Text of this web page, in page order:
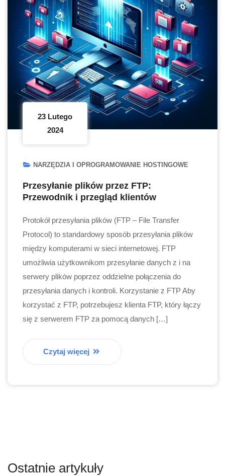
23 Lutego
2024
NARZĘDZIA I OPROGRAMOWANIE HOSTINGOWE
Przesyłanie plików przez FTP:
Przewodnik i przegląd klientów
Protokół przesyłania plików (FTP – File Transfer
Protocol) to standardowy sposób przesyłania plików
między komputerami w sieci internetowej. FTP
umożliwia użytkownikom przesyłanie danych z i na
serwery plików poprzez oddzielne połączenia do
przesyłania danych i kontroli. Korzystanie z FTP Aby
korzystać z FTP, potrzebujesz klienta FTP, który łączy
się z serwerem FTP za pomocą danych […]
Czytaj więcej
Ostatnie artykuły